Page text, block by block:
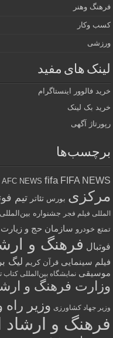
فرهنگ وهنر
کسب وکار
ورزشی
لینک های مفید
خرید فالوور اینستاگرام
خرید بک لینک
رپورتاژ آگهی
برچسب‌ها
AFC NEWS fifa FIFA NEWS
مرکزی بورس تئاتر تیم
المللی فیلم فجر جشنواره
تمتع خودرو سازمان حج و زیارت
فوتبال فرهنگ و
فیلم سینمایی قرآن کریم لیگ
موسیقی نمایشگاه بین‌المللی کتاب
وزارت فرهنگ و
وزیر جهاد کشاورزی وزیر
فرهنگ و ارشاد